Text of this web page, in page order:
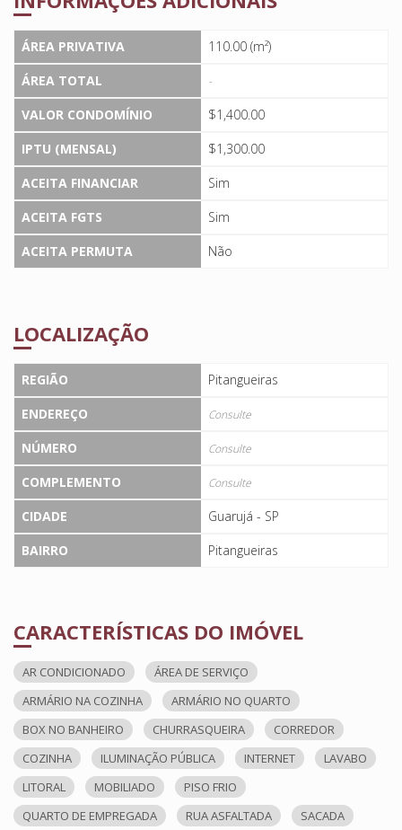
ÁREA PRIVATIVA
110.00 (m²)
ÁREA TOTAL
-
VALOR CONDOMÍNIO
$1,400.00
IPTU (MENSAL)
$1,300.00
ACEITA FINANCIAR
Sim
ACEITA FGTS
Sim
ACEITA PERMUTA
Não
LOCALIZAÇÃO
REGIÃO
Pitangueiras
ENDEREÇO
Consulte
NÚMERO Consulte
COMPLEMENTO Consulte
CIDADE
Guarujá - SP
BAIRRO
Pitangueiras
CARACTERÍSTICAS DO IMÓVEL
AR CONDICIONADO
ÁREA DE SERVIÇO
ARMÁRIO NA COZINHA
ARMÁRIO NO QUARTO
BOX NO BANHEIRO
CHURRASQUEIRA
CORREDOR
COZINHA
ILUMINAÇÃO PÚBLICA INTERNET
LAVABO
LITORAL
MOBILIADO
PISO FRIO
QUARTO DE EMPREGADA
RUA ASFALTADA
SACADA